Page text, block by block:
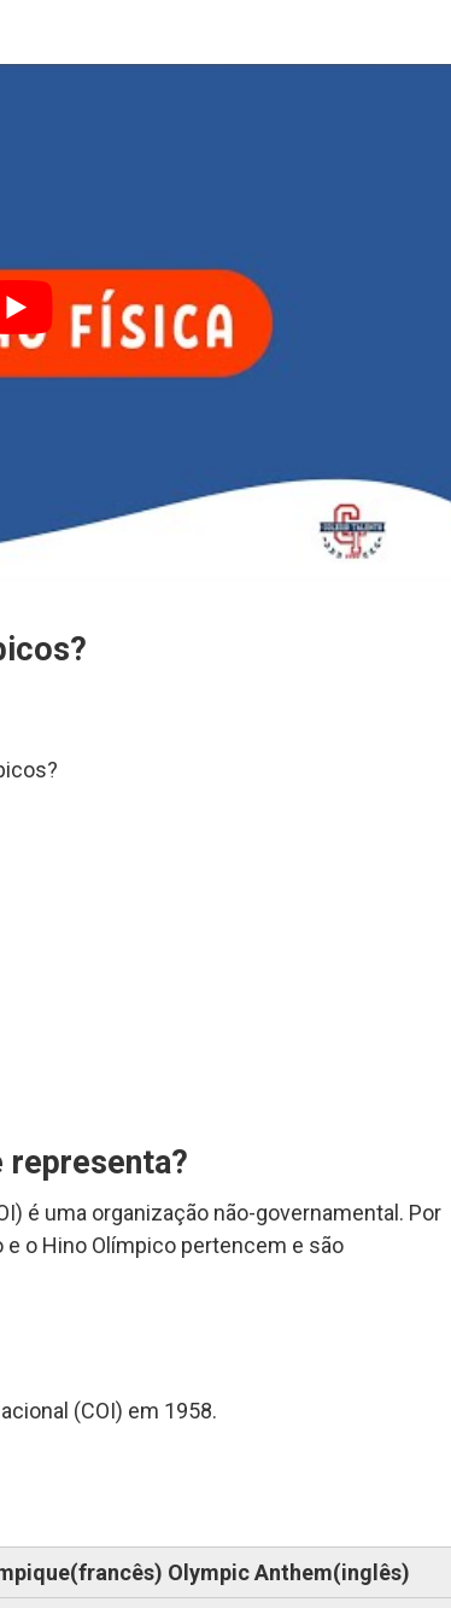
representa?
é uma organização não-governamental. Por
e o Hino Olímpico pertencem e são
(COI) em 1958.
Olympic Anthem(inglês)